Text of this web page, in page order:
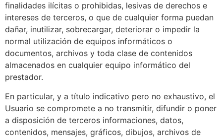
finalidades ilícitas o prohibidas, lesivas de derechos e
intereses de terceros, o que de cualquier forma puedan
dañar, inutilizar, sobrecargar, deteriorar o impedir la
normal utilización de equipos informáticos o
documentos, archivos y toda clase de contenidos
almacenados en cualquier equipo informático del
prestador.
En particular, y a título indicativo pero no exhaustivo, el
Usuario se compromete a no transmitir, difundir o poner
a disposición de terceros informaciones, datos,
contenidos, mensajes, gráficos, dibujos, archivos de